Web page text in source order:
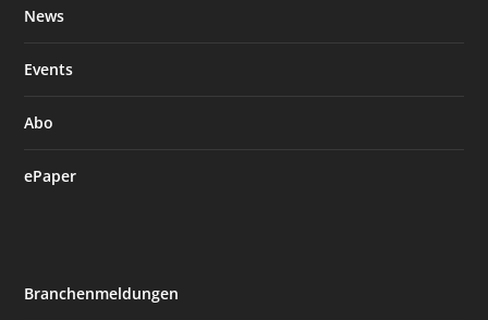
News
Events
Abo
ePaper
Branchenmeldungen